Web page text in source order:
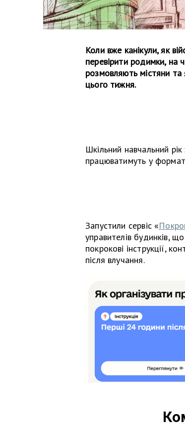
Коли вже канікули, як
перевірити родимки,
розмовляють містяни та
цього тижня.
Шкільний навчальний
працюватимуть у
Запустили сервіс «
управителів будинків,
покрокові інструкції,
після влучання.